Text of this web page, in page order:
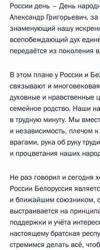
России день – День
Александр Григорьевич,
знаменующий нашу
всепобеждающий дух
передаётся из поколения
В этом плане у России и
связывают и
духовные и нравственные
семейное родство. Наши
в трудную минуту. Мы
и независимость, плечом
врагами, рука об руку
и процветания наших
Не раз говорил и сегодня
России Белоруссия
и ближайшим союзником,
выстраивается на
поддержки и учёта
настоящему братская
стремимся делать всё,